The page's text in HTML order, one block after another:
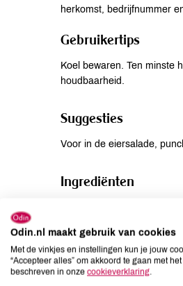
herkomst, bedrijfnummer
Gebruikertips
Koel bewaren. Ten minste
houdbaarheid.
Suggesties
Voor in de eiersalade,
Ingrediënten
Allergenen
Aardnoten
Odin.nl maakt gebruik van cookies
Met de vinkjes en instellingen kun je jouw
“Accepteer alles” om akkoord te gaan met
beschreven in onze cookieverklaring.